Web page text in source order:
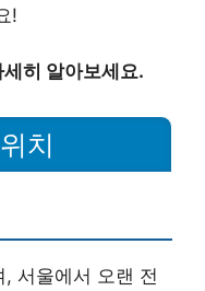
!
히 알아보세요.
치
서울에서 오랜 전